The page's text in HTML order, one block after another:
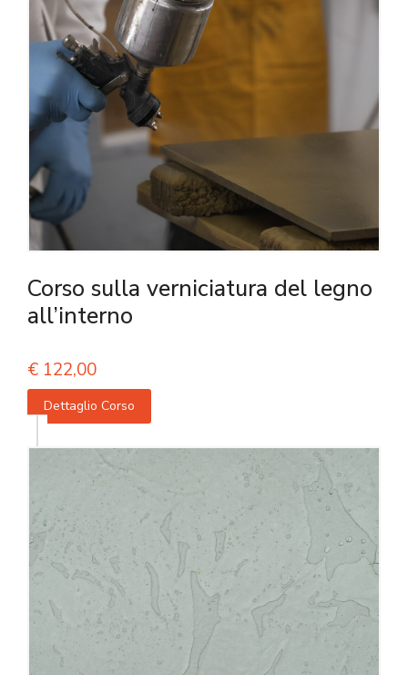
Corso sulla verniciatura del legno
all’interno
€ 122,00
Dettaglio Corso